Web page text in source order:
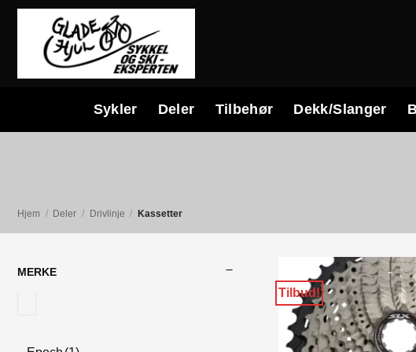
Skip
Sykler Deler Tilbehør Dekk/Slanger
Hjem / Deler / Drivlinje / Kassetter
MERKE
Tilbud!